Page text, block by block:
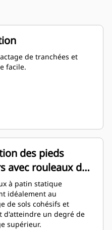
de tranchées et
facile.
des pieds
avec rouleaux de
à patin statique
idéalement au
de sols cohésifs et
d'atteindre un degré de
supérieur.